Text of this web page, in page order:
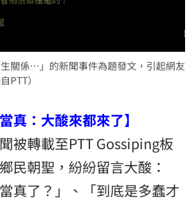
關係…」的新聞事件為題發文，引起網友
PTT）
真：大酸來都來了】
被轉載至PTT Gossiping板
民朝聖，紛紛留言大酸：
真了？」、「到底是多蠢才